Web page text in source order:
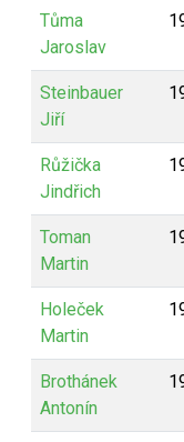
Tůma
Jaroslav
Steinbauer
Jiří
Růžička
Jindřich
Toman
Martin
Holeček
Martin
Brothánek
Antonín